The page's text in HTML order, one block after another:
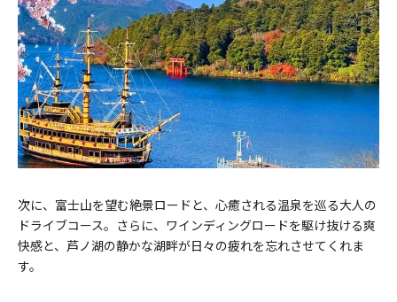
次に、富士山を望む絶景ロードと、心癒される温泉を巡る大人の
ドライブコース。さらに、ワインディングロードを駆け抜ける爽
快感と、芦ノ湖の静かな湖畔が日々の疲れを忘れさせてくれま
す。